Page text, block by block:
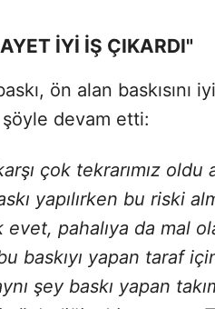
İYİ İŞ ÇIKARDI"
ön alan baskısını
devam etti:
çok tekrarımız oldu
yapılırken bu riski
pahalıya da mal
baskıyı yapan taraf
şey baskı yapan